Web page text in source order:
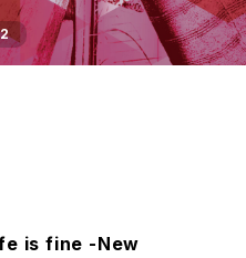
is fine -New